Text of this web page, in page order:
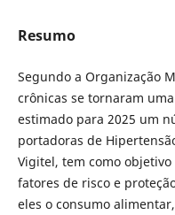
Resumo
Segundo a Organização
crônicas se tornaram
estimado para 2025 um
portadoras de
Vigitel, tem como
fatores de risco e
eles o consumo